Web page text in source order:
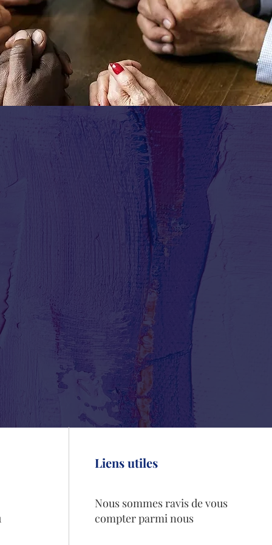
majeure, non
pour ses
Liens utiles
Nous sommes ravis de vous
compter parmi nous